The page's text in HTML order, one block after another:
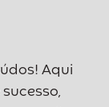
Aqui